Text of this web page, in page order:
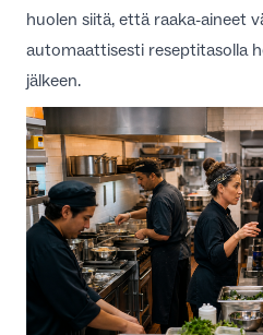
huolen siitä, että raaka-aineet
automaattisesti reseptitasolla
jälkeen.